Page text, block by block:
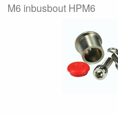
M6 inbusbout HPM6